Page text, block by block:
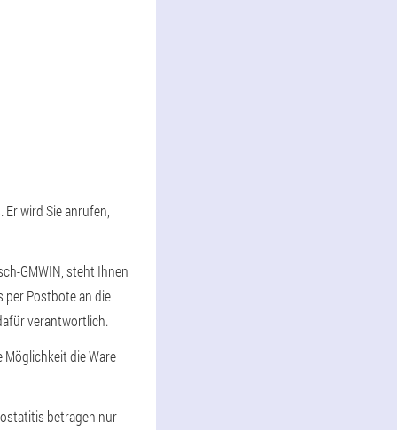
wird Sie anrufen,
GMWIN, steht Ihnen
per Postbote an die
verantwortlich.
Möglichkeit die Ware
betragen nur